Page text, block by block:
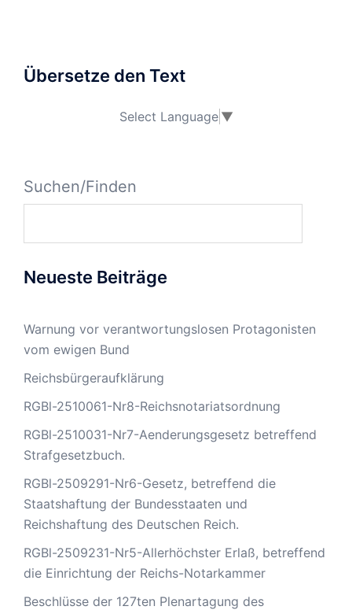
Übersetze den Text
Select Language ▼
Suchen/Finden
Neueste Beiträge
Warnung vor verantwortungslosen Protagonisten
vom ewigen Bund
Reichsbürgeraufklärung
RGBl-2510061-Nr8-Reichsnotariatsordnung
RGBl-2510031-Nr7-Aenderungsgesetz betreffend
Strafgesetzbuch.
RGBl-2509291-Nr6-Gesetz, betreffend die
Staatshaftung der Bundesstaaten und
Reichshaftung des Deutschen Reich.
RGBl-2509231-Nr5-Allerhöchster Erlaß, betreffend
die Einrichtung der Reichs-Notarkammer
Beschlüsse der 127ten Plenartagung des